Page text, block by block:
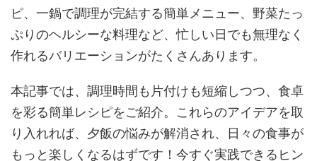
ピ、一鍋で調理が完結する簡単メニュー、野菜たっ
ぷりのヘルシーな料理など、忙しい日でも無理なく
作れるバリエーションがたくさんあります。
本記事では、調理時間も片付けも短縮しつつ、食卓
を彩る簡単レシピをご紹介。これらのアイデアを取
り入れれば、夕飯の悩みが解消され、日々の食事が
もっと楽しくなるはずです！今すぐ実践できるヒン